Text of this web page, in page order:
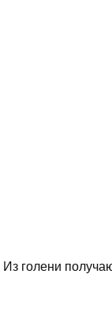
голени